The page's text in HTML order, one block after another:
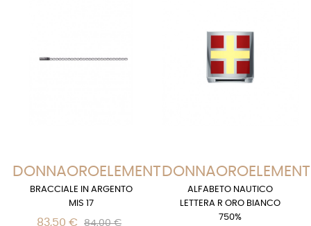
DONNAOROELEMENTS
BRACCIALE IN ARGENTO
MIS 17
83,50 € 84,00 €
ALFABETO NAUTICO
LETTERA R ORO BIANCO
750%